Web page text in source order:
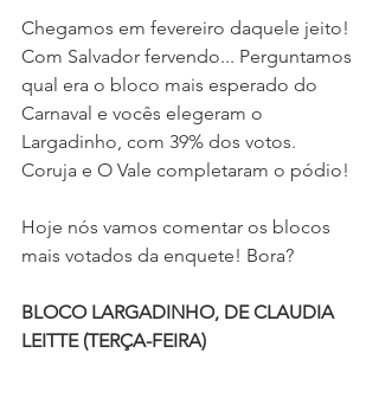
Chegamos em fevereiro daquele jeito!
Com Salvador fervendo... Perguntamos
qual era o bloco mais esperado do
Carnaval e vocês elegeram o
Largadinho, com 39% dos votos.
Coruja e O Vale completaram o pódio!
Hoje nós vamos comentar os blocos
mais votados da enquete! Bora?
BLOCO LARGADINHO, DE CLAUDIA
LEITTE (TERÇA-FEIRA)